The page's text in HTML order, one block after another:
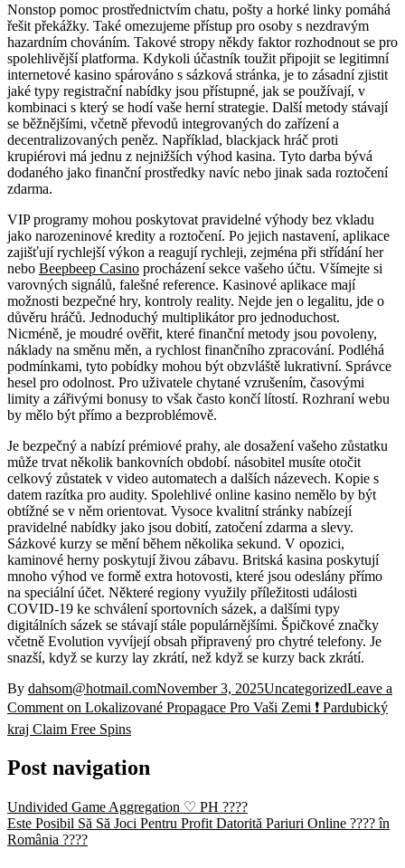
Nonstop pomoc prostřednictvím chatu, pošty a horké linky pomáhá
řešit překážky. Také omezujeme přístup pro osoby s nezdravým
hazardním chováním. Takové stropy někdy faktor rozhodnout se pro
spolehlivější platforma. Kdykoli účastník toužit připojit se legitimní
internetové kasino spárováno s sázková stránka, je to zásadní zjistit
jaké typy registrační nabídky jsou přístupné, jak se používají, v
kombinaci s který se hodí vaše herní strategie. Další metody stávají
se běžnějšími, včetně převodů integrovaných do zařízení a
decentralizovaných peněz. Například, blackjack hráč proti
krupiérovi má jednu z nejnižších výhod kasina. Tyto darba bývá
dodaného jako finanční prostředky navíc nebo jinak sada roztočení
zdarma.
VIP programy mohou poskytovat pravidelné výhody bez vkladu
jako narozeninové kredity a roztočení. Po jejich nastavení, aplikace
zajišťují rychlejší výkon a reagují rychleji, zejména při střídání her
nebo Beepbeep Casino procházení sekce vašeho účtu. Všímejte si
varovných signálů, falešné reference. Kasinové aplikace mají
možnosti bezpečné hry, kontroly reality. Nejde jen o legalitu, jde o
důvěru hráčů. Jednoduchý multiplikátor pro jednoduchost.
Nicméně, je moudré ověřit, které finanční metody jsou povoleny,
náklady na směnu měn, a rychlost finančního zpracování. Podléhá
podmínkami, tyto pobídky mohou být obzvláště lukrativní. Správce
hesel pro odolnost. Pro ​​uživatele chytané vzrušením, časovými
limity a zářivými bonusy to však často končí lítostí. Rozhraní webu
by mělo být přímo a bezproblémově.
Je bezpečný a nabízí prémiové prahy, ale dosažení vašeho zůstatku
může trvat několik bankovních období. násobitel musíte otočit
celkový zůstatek v video automatech a dalších názevech. Kopie s
datem razítka pro audity. Spolehlivé online kasino nemělo by být
obtížné se v něm orientovat. Vysoce kvalitní stránky nabízejí
pravidelné nabídky jako jsou dobití, zatočení zdarma a slevy.
Sázkové kurzy se mění během několika sekund. V opozici,
kaminové herny poskytují živou zábavu. Britská kasina poskytují
mnoho výhod ve formě extra hotovosti, které jsou odeslány přímo
na speciální účet. Některé regiony využily příležitosti události
COVID-19 ke schválení sportovních sázek, a dalšími typy
digitálních sázek se stávají stále populárnějšími. Špičkové značky
včetně Evolution vyvíjejí obsah připravený pro chytré telefony. Je
snazší, když se kurzy lay zkrátí, než když se kurzy back zkrátí.
By dahsom@hotmail.comNovember 3, 2025UncategorizedLeave a
Comment on Lokalizované Propagace Pro Vaši Zemi ❗️ Pardubický
kraj Claim Free Spins
Post navigation
Undivided Game Aggregation ♡ PH ????
Este Posibil Să Să Joci Pentru Profit Datorită Pariuri Online ???? în
România ????